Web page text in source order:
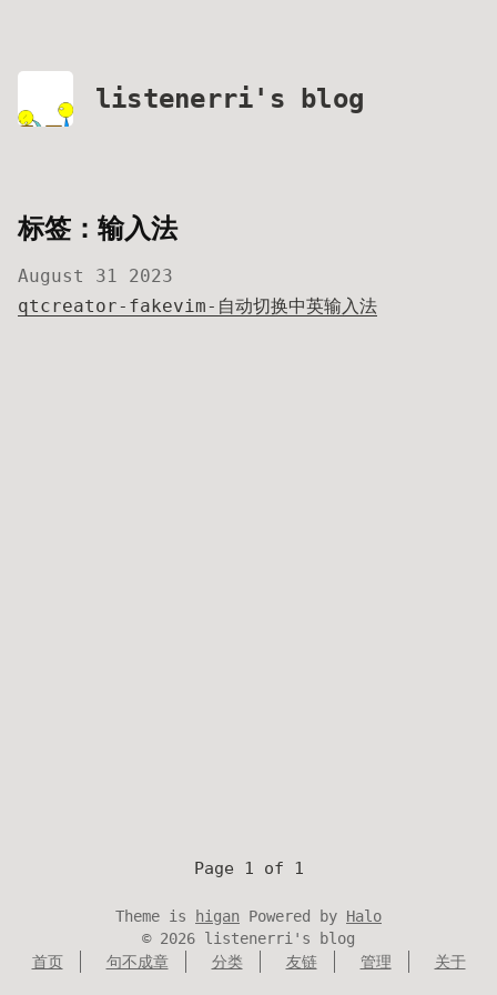
listenerri's blog
标签：输入法
August 31 2023
qtcreator-fakevim-自动切换中英输入法
Page 1 of 1
Theme is higan Powered by Halo
© 2026 listenerri's blog
首页
句不成章 分类 友链 管理 关于